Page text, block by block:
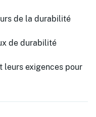
de la durabilité
de durabilité
leurs exigences pour